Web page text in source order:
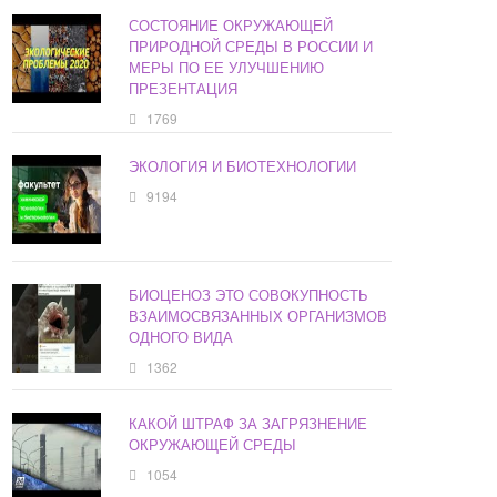
СОСТОЯНИЕ ОКРУЖАЮЩЕЙ
ПРИРОДНОЙ СРЕДЫ В РОССИИ И
МЕРЫ ПО ЕЕ УЛУЧШЕНИЮ
ПРЕЗЕНТАЦИЯ
1769
ЭКОЛОГИЯ И БИОТЕХНОЛОГИИ
9194
БИОЦЕНОЗ ЭТО СОВОКУПНОСТЬ
ВЗАИМОСВЯЗАННЫХ ОРГАНИЗМОВ
ОДНОГО ВИДА
1362
КАКОЙ ШТРАФ ЗА ЗАГРЯЗНЕНИЕ
ОКРУЖАЮЩЕЙ СРЕДЫ
1054